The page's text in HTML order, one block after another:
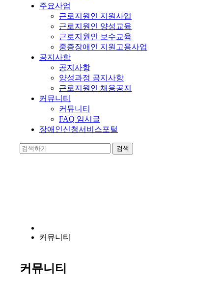
주요사업
근로지원인 지원사업
근로지원인 양성교육
근로지원인 보수교육
중증장애인 지원고용사업
공지사항
공지사항
양성과정 공지사항
근로지원인 채용공지
커뮤니티
커뮤니티
FAQ 임시글
장애인신청서비스포털
커뮤니티
커뮤니티